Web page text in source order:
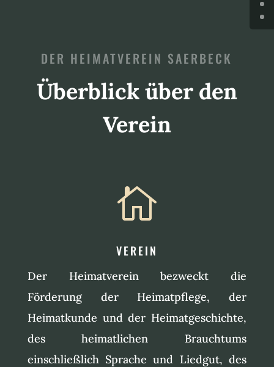
DER HEIMATVEREIN SAERBECK
Überblick über den
Verein

VEREIN
Der Heimatverein bezweckt die
Förderung der Heimatpflege, der
Heimatkunde und der Heimatgeschichte,
des heimatlichen Brauchtums
einschließlich Sprache und Liedgut, des